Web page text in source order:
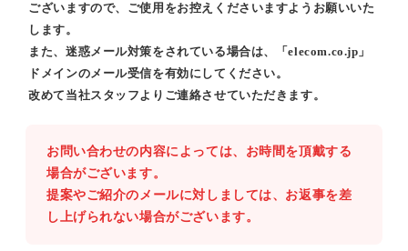
ございますので、ご使用をお控えくださいますようお願いいた
します。
また、迷惑メール対策をされている場合は、「elecom.co.jp」
ドメインのメール受信を有効にしてください。
改めて当社スタッフよりご連絡させていただきます。
お問い合わせの内容によっては、お時間を頂戴する
場合がございます。
提案やご紹介のメールに対しましては、お返事を差
し上げられない場合がございます。